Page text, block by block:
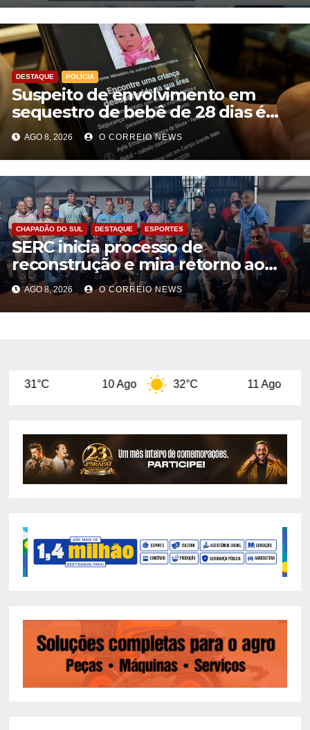
DESTAQUE POLÍCIA
Suspeito de envolvimento em
sequestro de bebê de 28 dias é
preso na Capital
AGO 8, 2026 O CORREIO NEWS
CHAPADÃO DO SUL DESTAQUE ESPORTES
SERC inicia processo de
reconstrução e mira retorno ao
futebol profissional em Chapadão
do Sul
AGO 8, 2026 O CORREIO NEWS
10 Ago 32°C 11 Ago 29°C